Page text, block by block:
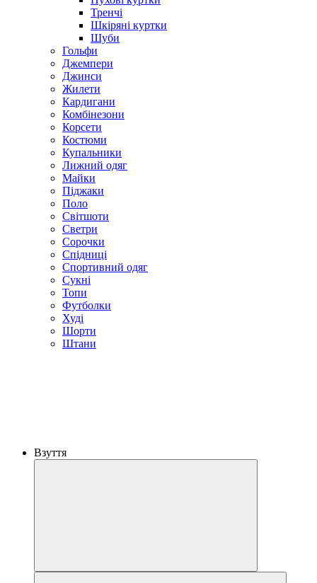
Тренчі
Шкіряні куртки
Шуби
Гольфи
Джемпери
Джинси
Жилети
Кардигани
Комбінезони
Корсети
Костюми
Купальники
Лижний одяг
Майки
Піджаки
Поло
Світшоти
Светри
Сорочки
Спідниці
Спортивний одяг
Сукні
Топи
Футболки
Худі
Шорти
Штани
Взуття